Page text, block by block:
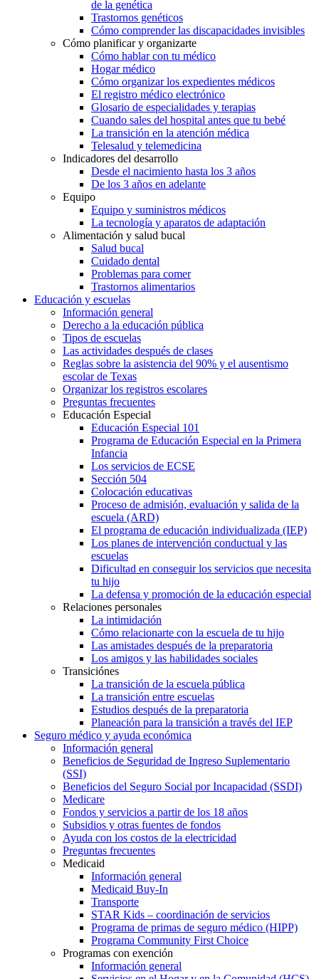
de la genética
Trastornos genéticos
Cómo comprender las discapacidades invisibles
Cómo planificar y organizarte
Cómo hablar con tu médico
Hogar médico
Cómo organizar los expedientes médicos
El registro médico electrónico
Glosario de especialidades y terapias
Cuando sales del hospital antes que tu bebé
La transición en la atención médica
Telesalud y telemedicina
Indicadores del desarrollo
Desde el nacimiento hasta los 3 años
De los 3 años en adelante
Equipo
Equipo y suministros médicos
La tecnología y aparatos de adaptación
Alimentación y salud bucal
Salud bucal
Cuidado dental
Problemas para comer
Trastornos alimentarios
Educación y escuelas
Información general
Derecho a la educación pública
Tipos de escuelas
Las actividades después de clases
Reglas sobre la asistencia del 90% y el ausentismo
escolar de Texas
Organizar los registros escolares
Preguntas frecuentes
Educación Especial
Educación Especial 101
Programa de Educación Especial en la Primera
Infancia
Los servicios de ECSE
Sección 504
Colocación educativas
Proceso de admisión, evaluación y salida de la
escuela (ARD)
El programa de educación individualizada (IEP)
Los planes de intervención conductual y las
escuelas
Dificultad en conseguir los servicios que necesita
tu hijo
La defensa y promoción de la educación especial
Relaciones personales
La intimidación
Cómo relacionarte con la escuela de tu hijo
Las amistades después de la preparatoria
Los amigos y las habilidades sociales
Transiciónes
La transición de la escuela pública
La transición entre escuelas
Estudios después de la preparatoria
Planeación para la transición a través del IEP
Seguro médico y ayuda económica
Información general
Beneficios de Seguridad de Ingreso Suplementario
(SSI)
Beneficios del Seguro Social por Incapacidad (SSDI)
Medicare
Fondos y servicios a partir de los 18 años
Subsidios y otras fuentes de fondos
Ayuda con los costos de la electricidad
Preguntas frecuentes
Medicaid
Información general
Medicaid Buy-In
Transporte
STAR Kids – coordinación de servicios
Programa de primas de seguro médico (HIPP)
Programa Community First Choice
Programas con exención
Información general